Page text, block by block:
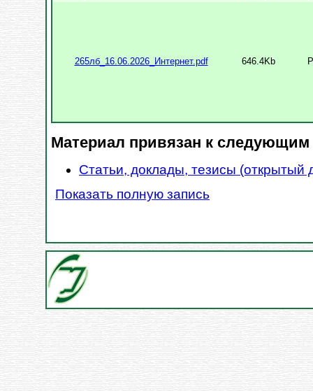
265лб_16.06.2026_Интернет.pdf 646.4Kb
Материал привязан к следующим
Статьи, доклады, тезисы (открытый
Показать полную запись